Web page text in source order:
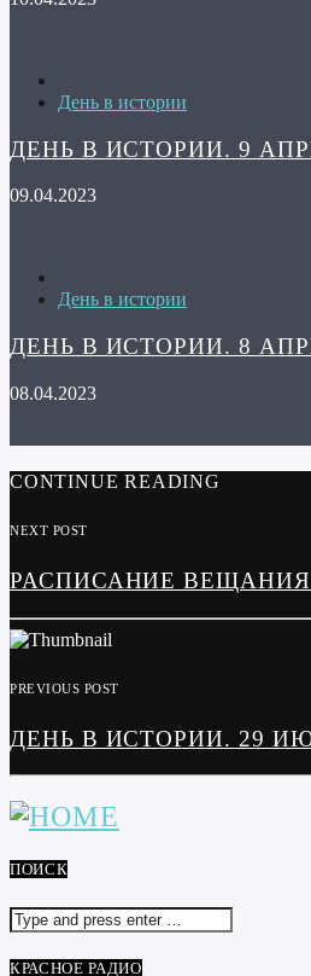
День в истории
ДЕНЬ В ИСТОРИИ. 9
09.04.2023
День в истории
ДЕНЬ В ИСТОРИИ. 8
08.04.2023
CONTINUE READING
NEXT POST
РАСПИСАНИЕ ВЕЩАНИЯ
PREVIOUS POST
ДЕНЬ В ИСТОРИИ. 29
ПОИСК
КРАСНОЕ РАДИО